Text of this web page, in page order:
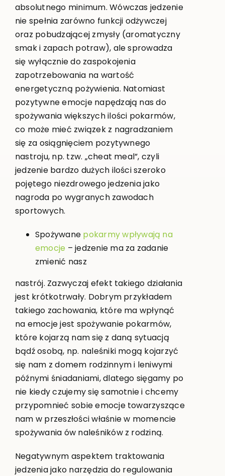
absolutnego minimum. Wówczas jedzenie
nie spełnia zarówno funkcji odżywczej
oraz pobudzającej zmysły (aromatyczny
smak i zapach potraw), ale sprowadza
się wyłącznie do zaspokojenia
zapotrzebowania na wartość
energetyczną pożywienia. Natomiast
pozytywne emocje napędzają nas do
spożywania większych ilości pokarmów,
co może mieć związek z nagradzaniem
się za osiągnięciem pozytywnego
nastroju, np. tzw. „cheat meal”, czyli
jedzenie bardzo dużych ilości szeroko
pojętego niezdrowego jedzenia jako
nagroda po wygranych zawodach
sportowych.
Spożywane pokarmy wpływają na
emocje – jedzenie ma za zadanie
zmienić nasz
nastrój. Zazwyczaj efekt takiego działania
jest krótkotrwały. Dobrym przykładem
takiego zachowania, które ma wpłynąć
na emocje jest spożywanie pokarmów,
które kojarzą nam się z daną sytuacją
bądź osobą, np. naleśniki mogą kojarzyć
się nam z domem rodzinnym i leniwymi
późnymi śniadaniami, dlatego sięgamy po
nie kiedy czujemy się samotnie i chcemy
przypomnieć sobie emocje towarzyszące
nam w przeszłości właśnie w momencie
spożywania ów naleśników z rodziną.
Negatywnym aspektem traktowania
jedzenia jako narzędzia do regulowania